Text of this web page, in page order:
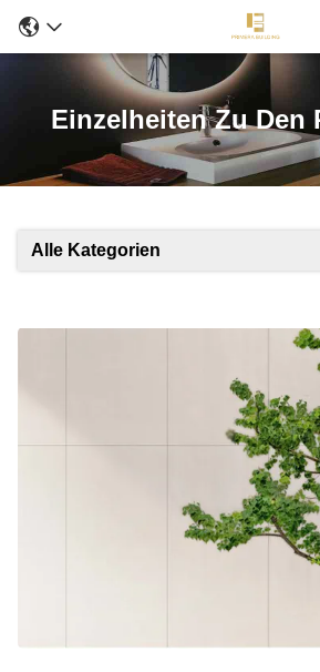
Einzelheiten Zu Den
Alle Kategorien